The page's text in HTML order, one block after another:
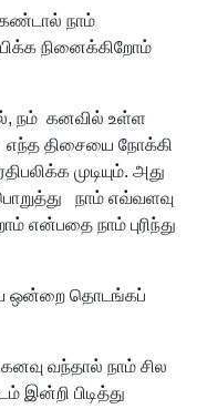
கண்டால் நாம்
நினைக்கிறோம்
நம் கனவில் உள்ள
திசையை நோக்கி
முடியும். அது
நாம் எவ்வளவு
என்பதை நாம் புரிந்து
ஒன்றை தொடங்கப்
வந்தால் நாம் சில
பிடித்து